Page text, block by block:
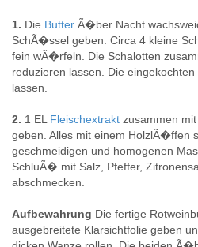
1. Die Butter Ã�ber Nacht
SchÃ�ssel geben. Circa 4 kleine
fein wÃ�rfeln. Die Schalotten
reduzieren lassen. Die
lassen.
2. 1 EL Fleischextrakt zusammen
geben. Alles mit einem HolzlÃ�ffen
geschmeidigen und homogenen
SchluÃ� mit Salz, Pfeffer,
abschmecken.
Aufbewahrung Die fertige
ausgebreitete Klarsichtfolie geben